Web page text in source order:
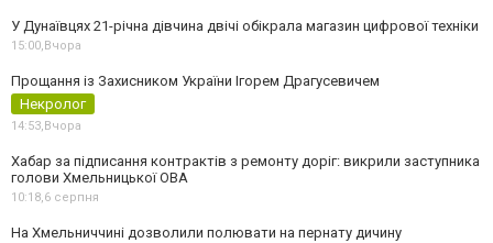
У Дунаївцях 21-річна дівчина двічі обікрала магазин цифрової техніки
15:00, Вчора
Прощання із Захисником України Ігорем Драгусевичем
Некролог
14:53, Вчора
Хабар за підписання контрактів з ремонту доріг: викрили заступника
голови Хмельницької ОВА
10:18,6 серпня
На Хмельниччині дозволили полювати на пернату дичину